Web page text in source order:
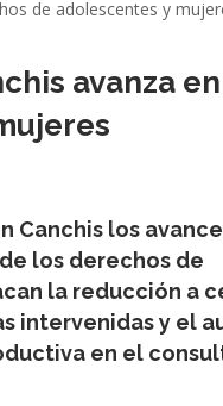
avanza
Canchis los
los derechos de
la reducción a
intervenidas y el
en el